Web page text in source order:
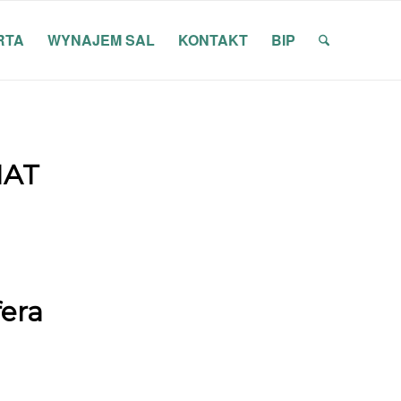
WYNAJEM SAL KONTAKT BIP